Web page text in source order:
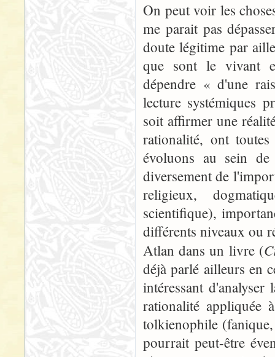
On peut voir les
me parait pas
doute légitime par
que sont le vivant
dépendre « d'une
lecture systémiques
soit affirmer une
rationalité, ont
évoluons au sein
diversement de
religieux,
scientifique),
différents niveaux ou
Atlan dans un livre (
déjà parlé ailleurs en
intéressant
rationalité appliquée
tolkienophile
pourrait peut-être